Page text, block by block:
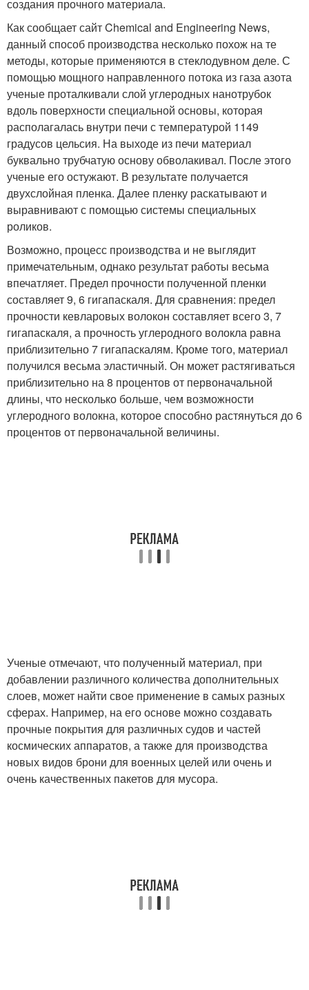
создания прочного материала.
Как сообщает сайт Chemical and Engineering News,
данный способ производства несколько похож на те
методы, которые применяются в стеклодувном деле. С
помощью мощного направленного потока из газа азота
ученые проталкивали слой углеродных нанотрубок
вдоль поверхности специальной основы, которая
располагалась внутри печи с температурой 1149
градусов цельсия. На выходе из печи материал
буквально трубчатую основу обволакивал. После этого
ученые его остужают. В результате получается
двухслойная пленка. Далее пленку раскатывают и
выравнивают с помощью системы специальных
роликов.
Возможно, процесс производства и не выглядит
примечательным, однако результат работы весьма
впечатляет. Предел прочности полученной пленки
составляет 9, 6 гигапаскаля. Для сравнения: предел
прочности кевларовых волокон составляет всего 3, 7
гигапаскаля, а прочность углеродного волокла равна
приблизительно 7 гигапаскалям. Кроме того, материал
получился весьма эластичный. Он может растягиваться
приблизительно на 8 процентов от первоначальной
длины, что несколько больше, чем возможности
углеродного волокна, которое способно растянуться до 6
процентов от первоначальной величины.
Ученые отмечают, что полученный материал, при
добавлении различного количества дополнительных
слоев, может найти свое применение в самых разных
сферах. Например, на его основе можно создавать
прочные покрытия для различных судов и частей
космических аппаратов, а также для производства
новых видов брони для военных целей или очень и
очень качественных пакетов для мусора.